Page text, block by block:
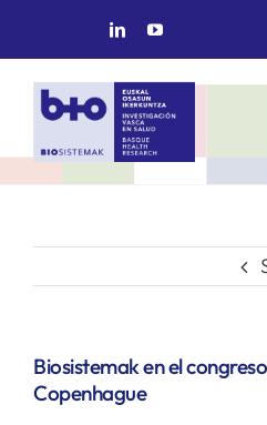
INICIO
GRUPOS DE INVESTIGACIÓN
Biosistemak en el
Copenhague